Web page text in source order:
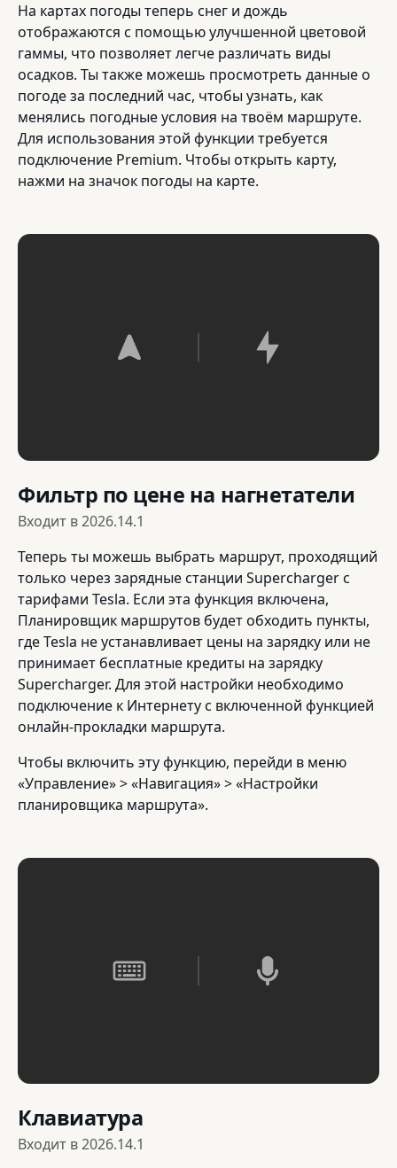
На картах погоды теперь снег и дождь
отображаются с помощью улучшенной цветовой
гаммы, что позволяет легче различать виды
осадков. Ты также можешь просмотреть данные о
погоде за последний час, чтобы узнать, как
менялись погодные условия на твоём маршруте.
Для использования этой функции требуется
подключение Premium. Чтобы открыть карту,
нажми на значок погоды на карте.
Фильтр по цене на нагнетатели
Входит в2026.14.1
Теперь ты можешь выбрать маршрут, проходящий
только через зарядные станции Supercharger с
тарифами Tesla. Если эта функция включена,
Планировщик маршрутов будет обходить пункты,
где Tesla не устанавливает цены на зарядку или не
принимает бесплатные кредиты на зарядку
Supercharger. Для этой настройки необходимо
подключение к Интернету с включенной функцией
онлайн-прокладки маршрута.
Чтобы включить эту функцию, перейди в меню
«Управление» > «Навигация» > «Настройки
планировщика маршрута».
Клавиатура
Входит в2026.14.1